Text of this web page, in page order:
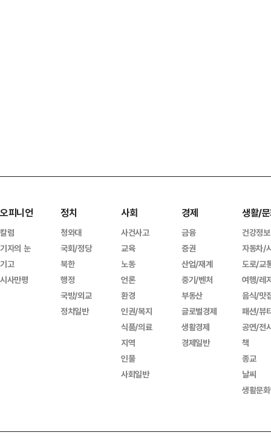
오피니언
칼럼
기자의 눈
기고
시사만평
정치
청와대
국회/정당
북한
행정
국방/외교
정치일반
사회
사건사고
교육
노동
언론
환경
인권/복지
식품/의료
지역
인물
사회일반
경제
금융
증권
산업/재계
중기/벤처
부동산
글로벌경제
생활경제
경제일반
생활/
건강정보
자동차/
도로/교
여행/레
음식/맛
패션/뷰
공연/전
책
종교
날씨
생활문